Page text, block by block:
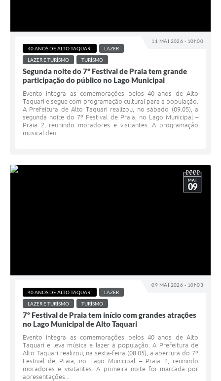
11 MAI 2026 - 10h00
40 ANOS DE ALTO TAQUARI
LAZER
LAZER E TURÍSMO
TURÍSMO
Segunda noite do 7º Festival de Praia tem grande
participação do público no Lago Municipal
Evento integra as comemorações pelos 40 anos de Alto
Taquari e segue com programação cultural para a população.
A Prefeitura de Alto Taquari realizou, no sábado (09.05), a
segunda noite do 7º Festival de Praia, no Lago Municipal –
Praia 2, reunindo moradores e visitantes. A programação
musical deu...
09 MAI 2026 - 10h03
MAI
09
40 ANOS DE ALTO TAQUARI
LAZER
LAZER E TURÍSMO
TURÍSMO
7º Festival de Praia tem início com grandes atrações
no Lago Municipal de Alto Taquari
Evento integra as comemorações pelos 40 anos de Alto
Taquari e leva música e lazer à população. A Prefeitura de
Alto Taquari realizou, na sexta-feira (08.05), a abertura do 7º
Festival de Praia, no Lago Municipal – Praia 2, reunindo
moradores e visitantes. A primeira noite foi marcada por
apresentações...